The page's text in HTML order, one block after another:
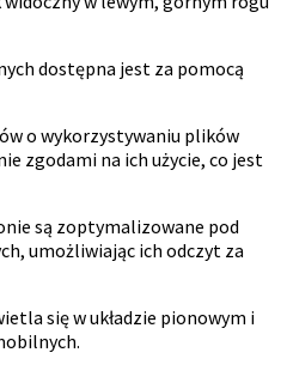
dostępna jest za pomocą
o wykorzystywaniu plików
zgodami na ich użycie, co jest
są zoptymalizowane pod
umożliwiając ich odczyt za
się w układzie pionowym i